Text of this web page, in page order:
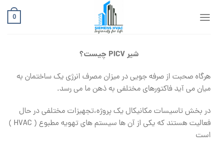
0
شیر PICV چیست؟
هرگاه صحبت از صرفه جویی در میزان مصرف انرژی یک ساختمان به
میان می آید فاکتورهای مختلفی به ذهن ما می رسد.
در بخش تاسیسات مکانیکال یک پروژه،تجهیزات مختلفی در حال
فعالیت هستند که یکی از آن ها سیستم های تهویه مطبوع ( HVAC )
است